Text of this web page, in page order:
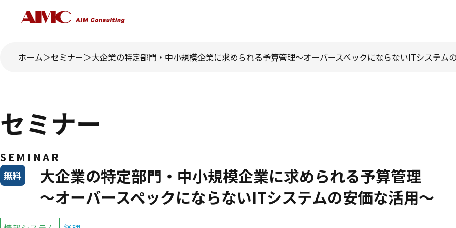
ホーム セミナー 大企業の特定部門・中小規模企業に求められる予算管理～オーバースペックにならないITシステム
セミナー
SEMINAR
大企業の特定部門・中小規模企業に求められる予算管理
～オーバースペックにならないITシステムの安価な活用～
無料